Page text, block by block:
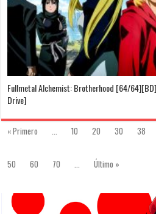
Fullmetal Alchemist: Brotherhood [64/
Drive]
« Primero 10 20 30 38
50
60 70 Último »